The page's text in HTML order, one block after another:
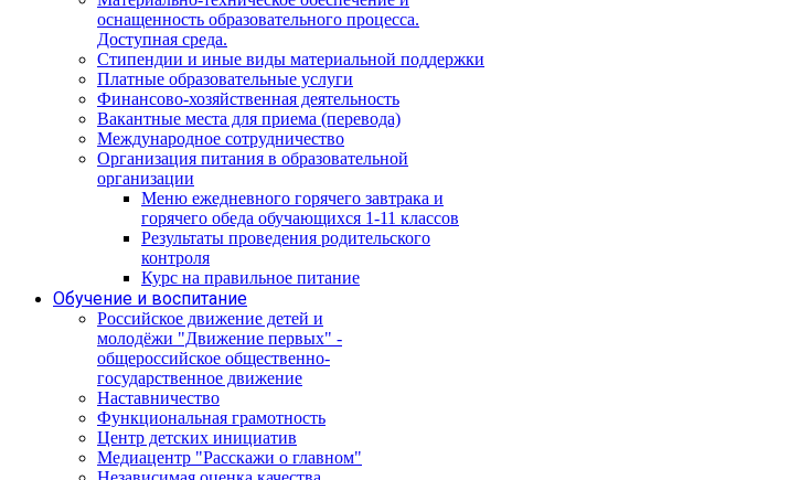
оснащенность образовательного процесса.
Доступная среда.
Стипендии и иные виды материальной поддержки
Платные образовательные услуги
Финансово-хозяйственная деятельность
Вакантные места для приема (перевода)
Международное сотрудничество
Организация питания в образовательной
организации
Меню ежедневного горячего завтрака и
горячего обеда обучающихся 1-11 классов
Результаты проведения родительского
контроля
Курс на правильное питание
Обучение и воспитание
Российское движение детей и
молодёжи "Движение первых" -
общероссийское общественно-
государственное движение
Наставничество
Функциональная грамотность
Центр детских инициатив
Медиацентр "Расскажи о главном"